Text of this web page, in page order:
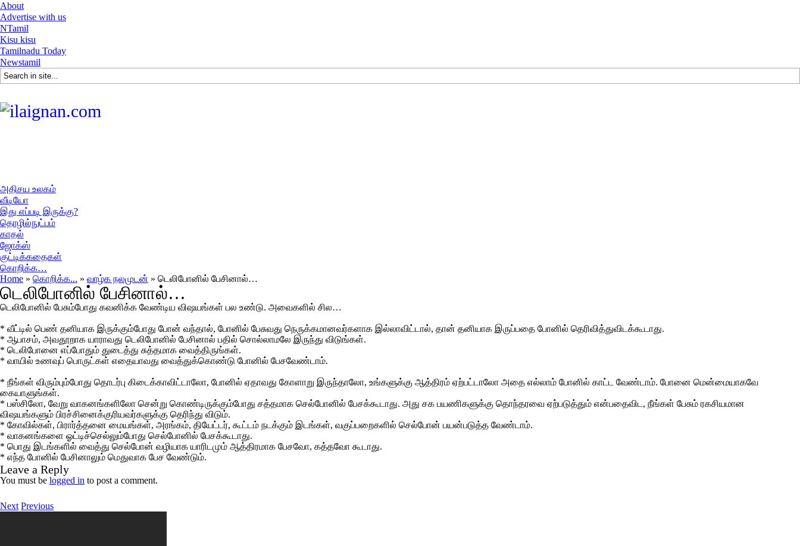
About
Advertise with us
NTamil
Kisu kisu
Tamilnadu Today
Newstamil
அதிசய உலகம்
வீடியோ
இது எப்படி இருக்கு?
தொழில்நுட்பம்
காதல்
ஜோக்ஸ்
குட்டிக்கதைகள்
கொறிக்க…
Home » கொறிக்க... » வாழ்க நலமுடன் » டெலிபோனில் பேசினால்…
டெலிபோனில் பேசினால்…
டெலிபோனில் பேசும்போது கவனிக்க வேண்டிய விஷயங்கள் பல உண்டு. அவைகளில் சில…
* வீட்டில் பெண் தனியாக இருக்கும்போது போன் வந்தால், போனில் பேசுவது நெருக்கமானவர்களாக இல்லாவிட்டால், தான் தனியாக இருப்பதை போனில் தெரிவித்துவிடக்கூடாது.
* ஆபாசம், அவதூறாக யாராவது டெலிபோனில் பேசினால் பதில் சொல்லாமலே இருந்து விடுங்கள்.
* டெலிபோனை எப்போதும் துடைத்து சுத்தமாக வைத்திருங்கள்.
* வாயில் உணவுப் பொருட்கள் எதையாவது வைத்துக்கொண்டு போனில் பேசவேண்டாம்.
* நீங்கள் விரும்பும்போது தொடர்பு கிடைக்காவிட்டாலோ, போனில் ஏதாவது கோளாறு இருந்தாலோ, உங்களுக்கு ஆத்திரம் ஏற்பட்டாலோ அதை எல்லாம் போனில் காட்ட வேண்டாம். போனை மென்மையாகவே
கையாளுங்கள்.
* பஸ்சிலோ, வேறு வாகனங்களிலோ சென்று கொண்டிருக்கும்போது சத்தமாக செல்போனில் பேசக்கூடாது. அது சக பயணிகளுக்கு தொந்தரவை ஏற்படுத்தும் என்பதைவிட, நீங்கள் பேசும் ரகசியமான
விஷயங்களும் பிரச்சினைக்குரியவர்களுக்கு தெரிந்து விடும்.
* கோவில்கள், பிரார்த்தனை மையங்கள், அரங்கம், தியேட்டர், கூட்டம் நடக்கும் இடங்கள், வகுப்பறைகளில் செல்போன் பயன்படுத்த வேண்டாம்.
* வாகனங்களை ஓட்டிச்செல்லும்போது செல்போனில் பேசக்கூடாது.
* பொது இடங்களில் வைத்து செல்போன் வழியாக யாரிடமும் ஆத்திரமாக பேசவோ, கத்தவோ கூடாது.
* எந்த போனில் பேசினாலும் மெதுவாக பேச வேண்டும்.
Leave a Reply
You must be logged in to post a comment.
Next Previous